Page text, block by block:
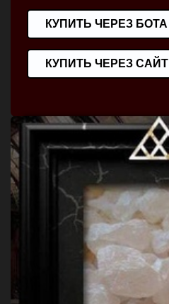
КУПИТЬ ЧЕРЕЗ БОТА
КУПИТЬ ЧЕРЕЗ САЙТ